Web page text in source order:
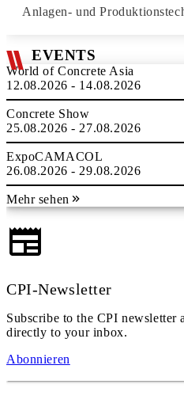
Anlagen- und
EVENTS
World of Concrete Asia
12.08.2026 - 14.08.2026
Concrete Show
25.08.2026 - 27.08.2026
ExpoCAMACOL
26.08.2026 - 29.08.2026
Mehr sehen
CPI-Newsletter
Subscribe to the CPI newsletter
directly to your inbox.
Abonnieren